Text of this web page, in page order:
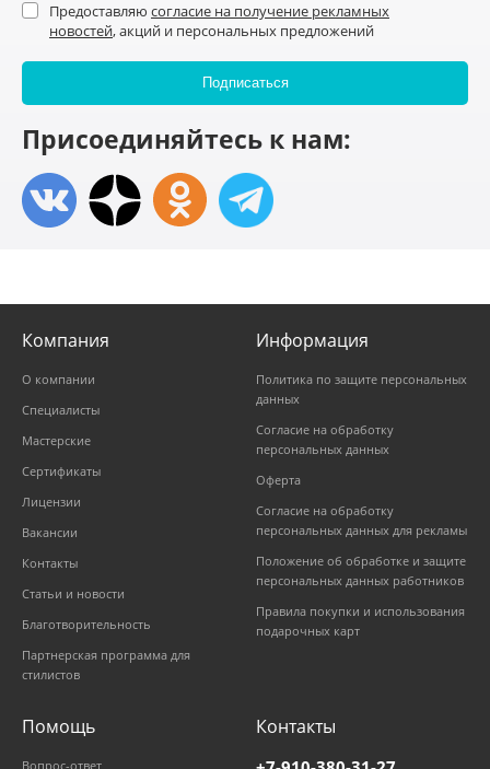
Предоставляю согласие на получение рекламных
новостей, акций и персональных предложений
Присоединяйтесь к нам:
Компания
О компании
Специалисты
Мастерские
Сертификаты
Лицензии
Вакансии
Контакты
Статьи и новости
Благотворительность
Партнерская программа для
стилистов
Информация
Политика по защите персональных
данных
Согласие на обработку
персональных данных
Оферта
Согласие на обработку
персональных данных для рекламы
Положение об обработке и защите
персональных данных работников
Правила покупки и использования
подарочных карт
Помощь
Вопрос-ответ
Контакты